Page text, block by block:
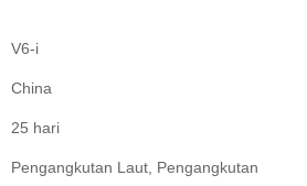
V6-i
China
25 hari
Pengangkutan Laut, Pengangkutan